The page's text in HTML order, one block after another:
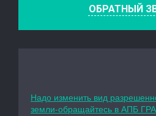
ОБРАТНЫЙ
Надо изменить вид
земли-обращайтесь в АПБ